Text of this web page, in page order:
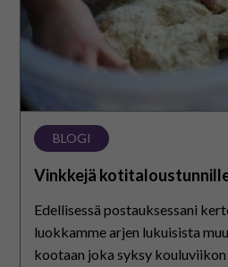
BLOGI
Vinkkejä
Edellisessä postauksessani
luokkamme arjen lukuisista
kootaan joka syksy